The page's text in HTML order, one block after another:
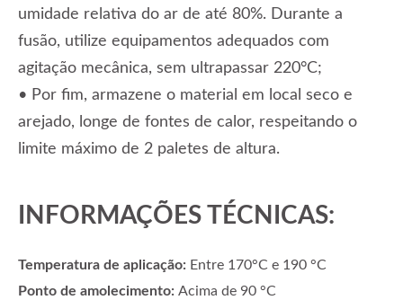
umidade relativa do ar de até 80%. Durante a
fusão, utilize equipamentos adequados com
agitação mecânica, sem ultrapassar 220°C;
• Por fim, armazene o material em local seco e
arejado, longe de fontes de calor, respeitando o
limite máximo de 2 paletes de altura.
INFORMAÇÕES TÉCNICAS:
Temperatura de aplicação: Entre 170°C e 190 °C
Ponto de amolecimento: Acima de 90 °C